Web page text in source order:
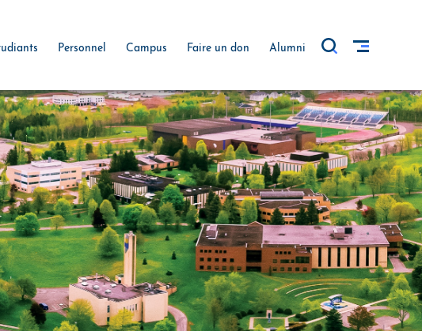
Personnel Campus Faire un don Alumni